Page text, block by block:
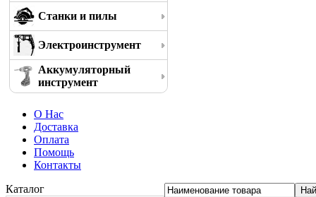
Станки и пилы
Электроинструмент
Аккумуляторный
инструмент
О Нас
Доставка
Оплата
Помощь
Контакты
Каталог